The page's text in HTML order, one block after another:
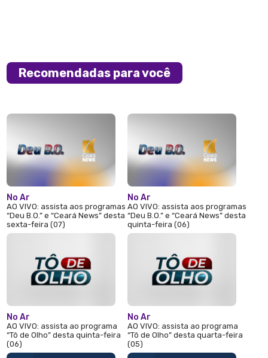
Recomendadas para você
No Ar
AO VIVO: assista aos programas
“Deu B.O.” e “Ceará News” desta
sexta-feira (07)
No Ar
AO VIVO: assista ao programa
“Tô de Olho” desta quinta-feira
(06)
No Ar
AO VIVO: assista aos programas
“Deu B.O.” e “Ceará News” desta
quinta-feira (06)
No Ar
AO VIVO: assista ao programa
“Tô de Olho” desta quarta-feira
(05)